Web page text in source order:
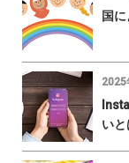
国
2025
い